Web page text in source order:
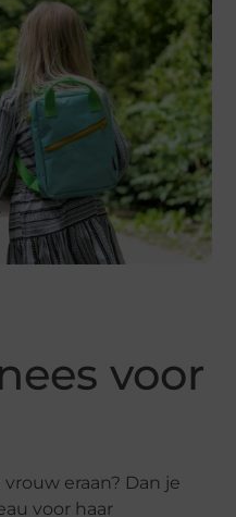
voor
eraan? Dan je
voor haar